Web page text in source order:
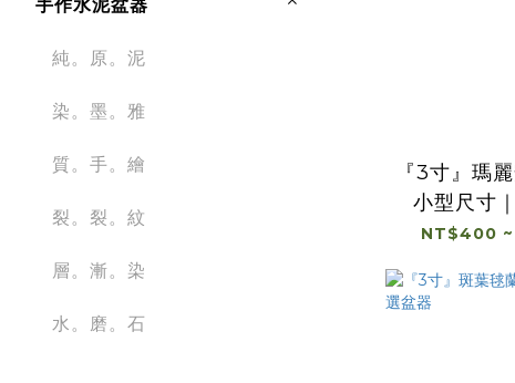
手作水泥盆器
純。原。泥
染。墨。雅
質。手。繪
裂。裂。紋
層。漸。染
水。磨。石
『3寸』瑪
小型尺寸
NT$400